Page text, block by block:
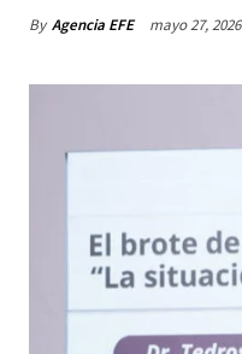
By Agencia EFE mayo 27, 2026